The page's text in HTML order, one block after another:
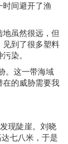
间避开了渔
虽然很远，但
见到了很多塑料
染。
。这一带海域
的威胁需要我
现陡崖。刘晓
七八米，于是